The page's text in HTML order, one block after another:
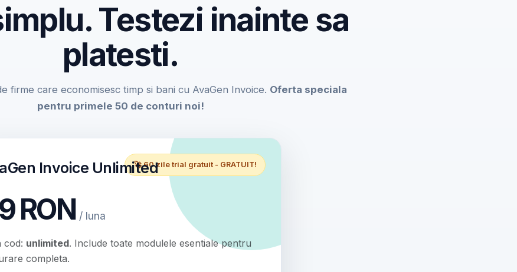
Testezi inainte sa
platesti.
firme care economisesc timp si bani cu AvaGen Invoice. Oferta speciala
pentru primele 50 de conturi noi!
🚀 60 zile trial gratuit - GRATUIT!
Invoice Unlimited
RON / luna
cod: unlimited. Include toate modulele esentiale pentru
completa.